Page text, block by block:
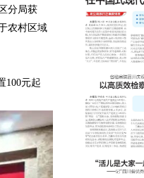
分局获
农村区域
100元起